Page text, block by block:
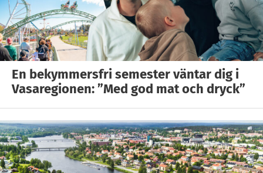
En bekymmersfri semester väntar dig i
Vasaregionen: ”Med god mat och dryck”